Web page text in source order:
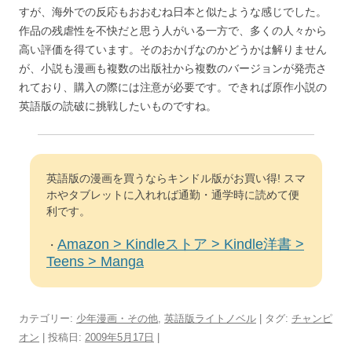
すが、海外での反応もおおむね日本と似たような感じでした。
作品の残虐性を不快だと思う人がいる一方で、多くの人々から
高い評価を得ています。そのおかげなのかどうかは解りません
が、小説も漫画も複数の出版社から複数のバージョンが発売さ
れており、購入の際には注意が必要です。できれば原作小説の
英語版の読破に挑戦したいものですね。
英語版の漫画を買うならキンドル版がお買い得! スマ
ホやタブレットに入れれば通勤・通学時に読めて便
利です。
・ Amazon > Kindleストア > Kindle洋書 >
Teens > Manga
カテゴリー: 少年漫画・その他, 英語版ライトノベル | タグ: チャンピ
オン | 投稿日: 2009年5月17日